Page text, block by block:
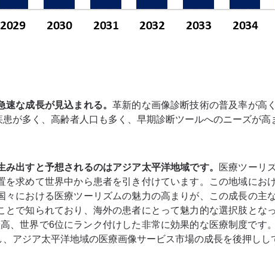
速な成長が見込まれる。革新的な画像診断技術の普及率が高
が多く、高齢者人口も多く、早期診断ツールへのニーズが高
出すと予想されるのはアジア太平洋地域です。
医療ツーリ
求めて世界中から患者を引き付けています。この地域にお
における医療ツーリズムの魅力の高まりが、この成長の主
で知られており、海外の患者にとって魅力的な選択肢とな
、世界で6位にランク付けした非常に効果的な医療制度です
アジア太平洋地域の医療画像サービス市場の成長を後押しし